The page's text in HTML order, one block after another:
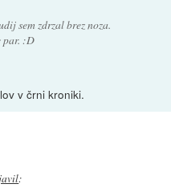
sem zdrzal brez noza.
par. :D
v črni kroniki.
: